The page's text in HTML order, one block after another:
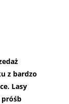
z bardzo
Lasy